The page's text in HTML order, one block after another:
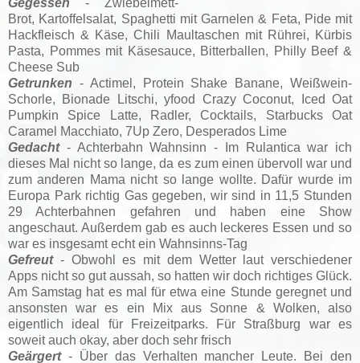
Brot, Kartoffelsalat, Spaghetti mit Garnelen & Feta, Pide mit
Hackfleisch & Käse, Chili Maultaschen mit Rührei, Kürbis
Pasta, Pommes mit Käsesauce, Bitterballen, Philly Beef &
Cheese Sub
Getrunken - Actimel, Protein Shake Banane, Weißwein-
Schorle, Bionade Litschi, yfood Crazy Coconut, Iced Oat
Pumpkin Spice Latte, Radler, Cocktails, Starbucks Oat
Caramel Macchiato, 7Up Zero, Desperados Lime
Gedacht- Achterbahn Wahnsinn - Im Rulantica war ich
dieses Mal nicht so lange, da es zum einen übervoll war und
zum anderen Mama nicht so lange wollte. Dafür wurde im
Europa Park richtig Gas gegeben, wir sind in 11,5 Stunden
29 Achterbahnen gefahren und haben eine Show
angeschaut. Außerdem gab es auch leckeres Essen und so
war es insgesamt echt ein Wahnsinns-Tag
Gefreut- Obwohl es mit dem Wetter laut verschiedener
Apps nicht so gut aussah, so hatten wir doch richtiges Glück.
Am Samstag hat es mal für etwa eine Stunde geregnet und
ansonsten war es ein Mix aus Sonne & Wolken, also
eigentlich ideal für Freizeitparks. Für Straßburg war es
soweit auch okay, aber doch sehr frisch
Geärgert- Über das Verhalten mancher Leute. Bei den